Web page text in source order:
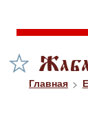
Главная >